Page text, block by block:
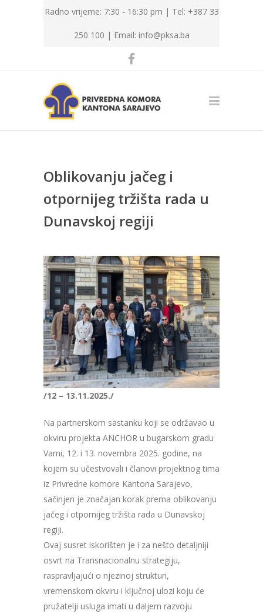
Radno vrijeme: 7:30 - 16:30 pm | Tel: +387 33
250 100 | Email: info@pksa.ba
Oblikovanju jačeg i
otpornijeg tržišta rada u
Dunavskoj regiji
/12 – 13.11.2025./
Na partnerskom sastanku koji se održavao u
okviru projekta ANCHOR u bugarskom gradu
Varni, 12. i 13. novembra 2025. godine, na
kojem su učestvovali i članovi projektnog tima
iz Privredne komore Kantona Sarajevo,
sačinjen je značajan korak prema oblikovanju
jačeg i otpornijeg tržišta rada u Dunavskoj
regiji.
Ovaj susret iskorišten je i za nešto detaljniji
osvrt na Transnacionalnu strategiju,
raspravljajući o njezinoj strukturi,
vremenskom okviru i ključnoj ulozi koju će
pružatelji usluga imati u daljem razvoju